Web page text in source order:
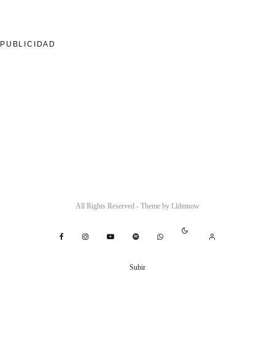
PUBLICIDAD
All Rights Reserved - Theme by Lldmnow
Subir